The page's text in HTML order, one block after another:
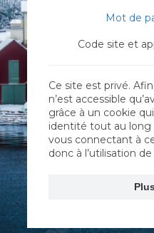
Mot de
Code site et
Ce site est privé.
n’est accessible
grâce à un cookie
identité tout au long
vous connectant à
donc à l’utilisation